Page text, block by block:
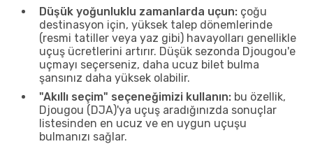
Düşük yoğunluklu zamanlarda uçun: çoğu
destinasyon için, yüksek talep dönemlerinde
(resmi tatiller veya yaz gibi) havayolları genellikle
uçuş ücretlerini artırır. Düşük sezonda Djougou'e
uçmayı seçerseniz, daha ucuz bilet bulma
şansınız daha yüksek olabilir.
"Akıllı seçim" seçeneğimizi kullanın: bu özellik,
Djougou (DJA)'ya uçuş aradığınızda sonuçlar
listesinden en ucuz ve en uygun uçuşu
bulmanızı sağlar.